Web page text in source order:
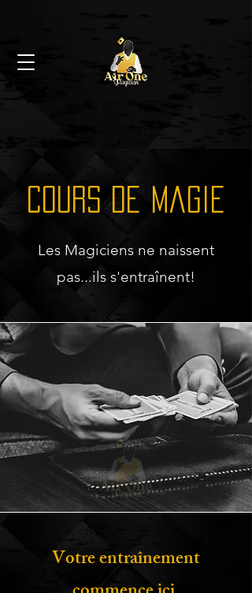
Cours de Magie
Les Magiciens ne naissent
pas...ils s'entraînent!
Votre entraînement